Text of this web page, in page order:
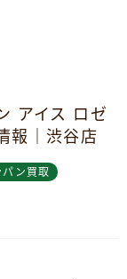
アイス ロゼ
報｜渋谷店
パン買取